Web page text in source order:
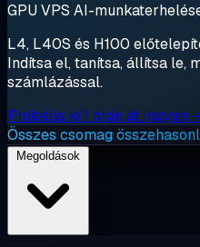
GPU VPS AI-
L4, L40S és H100
Indítsa el, tanítsa, állítsa le,
számlázással.
Próbálja ki 1 órán át ingyen
Összes csomag